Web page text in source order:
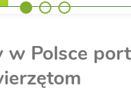
w Polsce